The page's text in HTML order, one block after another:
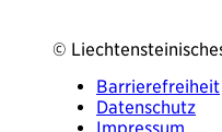
©
Barrierefreiheit
Datenschutz
Impressum